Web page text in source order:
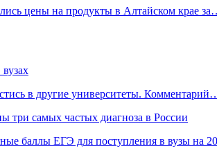
цены на продукты в Алтайском крае
в другие университеты.
три самых частых диагноза в России
баллы ЕГЭ для поступления в вузы на